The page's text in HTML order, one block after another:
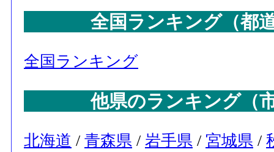
全国ランキング（都
全国ランキング
他県のランキング（
北海道 / 青森県 / 岩手県 / 宮城県 /